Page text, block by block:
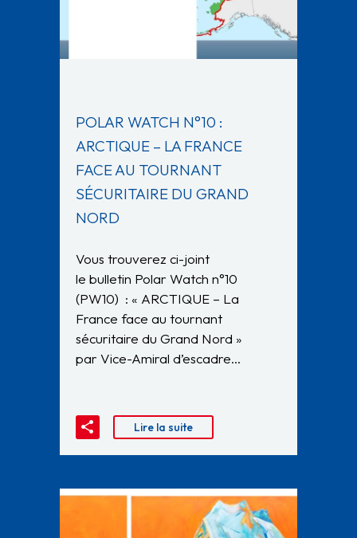
POLAR WATCH N°10 :
ARCTIQUE – LA FRANCE
FACE AU TOURNANT
SÉCURITAIRE DU GRAND
NORD
Vous trouverez ci-joint
le bulletin Polar Watch n°10
(PW10) : « ARCTIQUE – La
France face au tournant
sécuritaire du Grand Nord »
par Vice-Amiral d’escadre…
Lire la suite